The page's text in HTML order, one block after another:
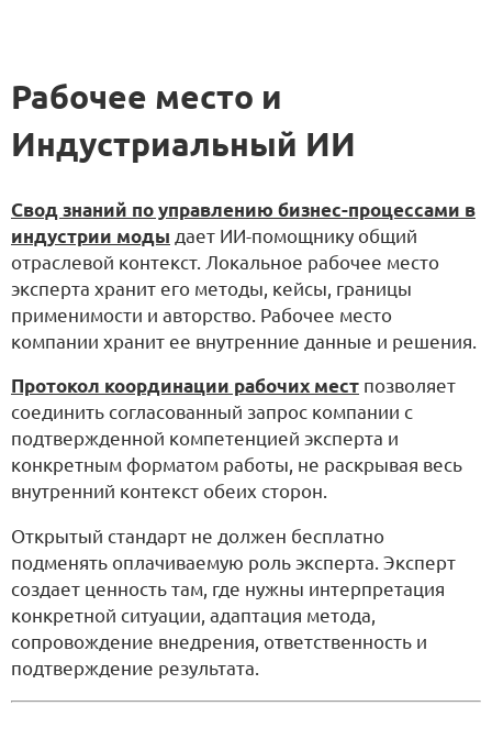
Рабочее место и
Индустриальный ИИ
Свод знаний по управлению бизнес-процессами в
индустрии моды дает ИИ-помощнику общий
отраслевой контекст. Локальное рабочее место
эксперта хранит его методы, кейсы, границы
применимости и авторство. Рабочее место
компании хранит ее внутренние данные и решения.
Протокол координации рабочих мест позволяет
соединить согласованный запрос компании с
подтвержденной компетенцией эксперта и
конкретным форматом работы, не раскрывая весь
внутренний контекст обеих сторон.
Открытый стандарт не должен бесплатно
подменять оплачиваемую роль эксперта. Эксперт
создает ценность там, где нужны интерпретация
конкретной ситуации, адаптация метода,
сопровождение внедрения, ответственность и
подтверждение результата.